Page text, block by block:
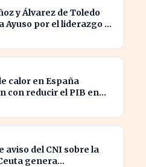
y Álvarez de Toledo
Ayuso por el liderazgo de
calor en España
con reducir el PIB en
aviso del CNI sobre la
genera